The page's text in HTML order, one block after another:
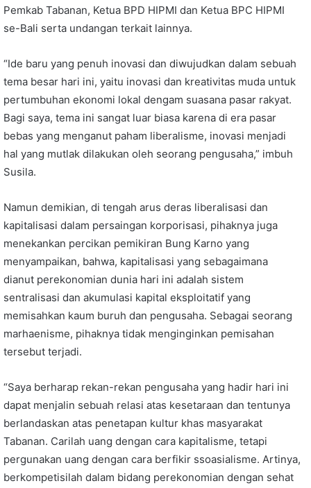
Pemkab Tabanan, Ketua BPD HIPMI dan Ketua BPC HIPMI
se-Bali serta undangan terkait lainnya.
“Ide baru yang penuh inovasi dan diwujudkan dalam sebuah
tema besar hari ini, yaitu inovasi dan kreativitas muda untuk
pertumbuhan ekonomi lokal dengam suasana pasar rakyat.
Bagi saya, tema ini sangat luar biasa karena di era pasar
bebas yang menganut paham liberalisme, inovasi menjadi
hal yang mutlak dilakukan oleh seorang pengusaha,” imbuh
Susila.
Namun demikian, di tengah arus deras liberalisasi dan
kapitalisasi dalam persaingan korporisasi, pihaknya juga
menekankan percikan pemikiran Bung Karno yang
menyampaikan, bahwa, kapitalisasi yang sebagaimana
dianut perekonomian dunia hari ini adalah sistem
sentralisasi dan akumulasi kapital eksploitatif yang
memisahkan kaum buruh dan pengusaha. Sebagai seorang
marhaenisme, pihaknya tidak menginginkan pemisahan
tersebut terjadi.
“Saya berharap rekan-rekan pengusaha yang hadir hari ini
dapat menjalin sebuah relasi atas kesetaraan dan tentunya
berlandaskan atas penetapan kultur khas masyarakat
Tabanan. Carilah uang dengan cara kapitalisme, tetapi
pergunakan uang dengan cara berfikir ssoasialisme. Artinya,
berkompetisilah dalam bidang perekonomian dengan sehat